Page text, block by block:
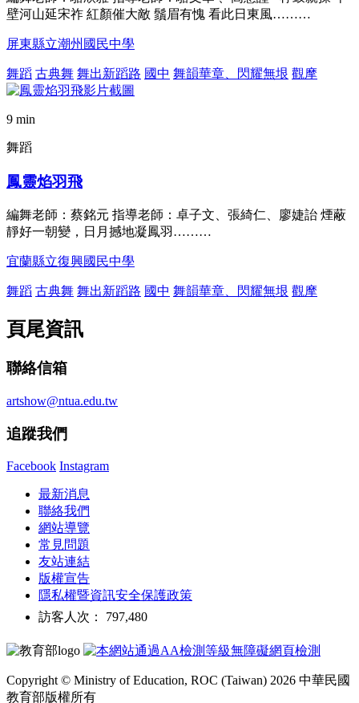
壁河山延宋祚 紅顏催大敵 鬚眉有愧 看此日東風………
屏東縣立潮州國民中學
舞蹈 古典舞 舞出新蹈路 國中 舞韻華章、閃耀無垠 觀摩
9 min
舞蹈
鳳靈焰羽飛
編舞老師：蔡銘元 指導老師：卓子文、張綺仁、廖婕詒 煙蔽
靜好一朝變，日月撼地凝鳳羽………
宜蘭縣立復興國民中學
舞蹈 古典舞 舞出新蹈路 國中 舞韻華章、閃耀無垠 觀摩
頁尾資訊
聯絡信箱
artshow@ntua.edu.tw
追蹤我們
Facebook Instagram
最新消息
聯絡我們
網站導覽
常見問題
友站連結
版權宣告
隱私權暨資訊安全保護政策
訪客人次： 797,480
Copyright © Ministry of Education, ROC (Taiwan) 2026 中華民國
教育部版權所有